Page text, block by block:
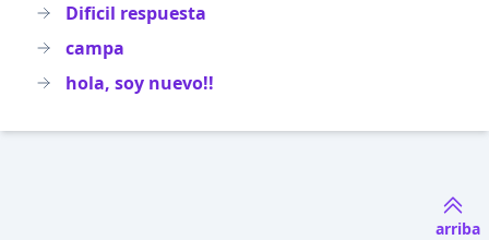
Dificil respuesta
campa
hola, soy nuevo!!
arriba